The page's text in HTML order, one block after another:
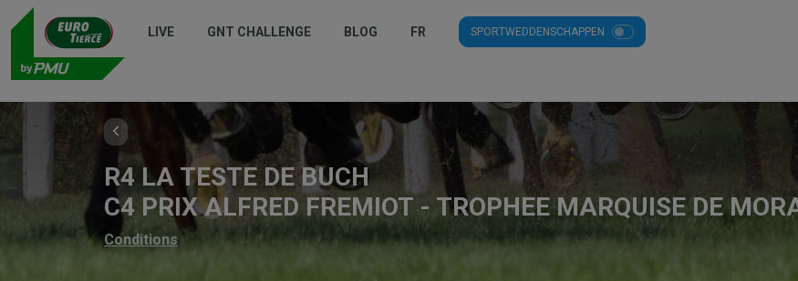
LIVE GNT CHALLENGE BLOG FR SPORTWEDDENSCHAPPEN
R4 LA TESTE DE BUCH
C4 PRIX ALFRED FREMIOT - TROPHEE MARQUISE DE
Conditions